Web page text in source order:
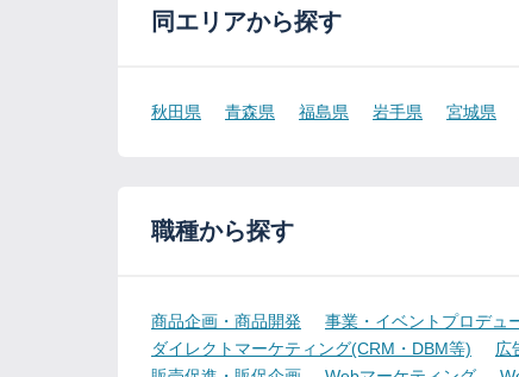
同エリアから探す
秋田県 青森県 福島県 岩手県 宮城県
職種から探す
商品企画・商品開発 事業・イベントプロデュ
ダイレクトマーケティング(CRM・DBM等)
広